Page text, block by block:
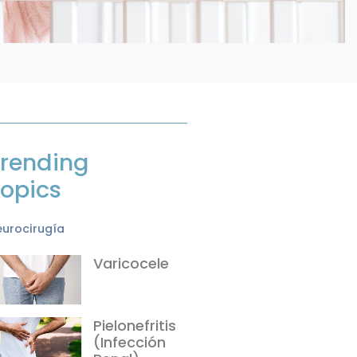
Varicocele
Pielonefritis
(Infección